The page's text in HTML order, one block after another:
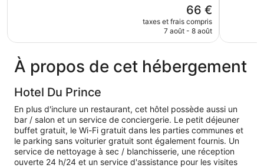
Le
nouveau
prix
66 €
taxes et frais compris
7 août - 8 août
À propos de cet hébergement
Hotel Du Prince
En plus d'inclure un restaurant, cet hôtel possède aussi un
bar / salon et un service de conciergerie. Le petit déjeuner
buffet gratuit, le Wi-Fi gratuit dans les parties communes et
le parking sans voiturier gratuit sont également fournis. Un
service de nettoyage à sec / blanchisserie, une réception
ouverte 24 h/24 et un service d'assistance pour les visites